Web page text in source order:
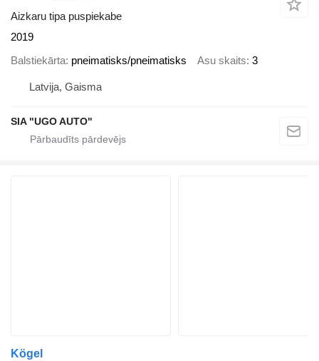
Aizkaru tipa puspiekabe
2019
Balstiekārta pneimatisks/pneimatisks Asu skaits 3
Latvija, Gaisma
SIA "UGO AUTO"
Kögel